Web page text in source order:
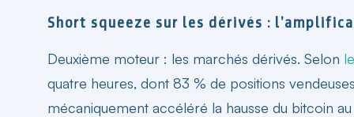
Short squeeze sur les dérivés :
Deuxième moteur : les marchés dérivés. Selon
quatre heures, dont 83 % de positions
mécaniquement accéléré la hausse du bitcoin